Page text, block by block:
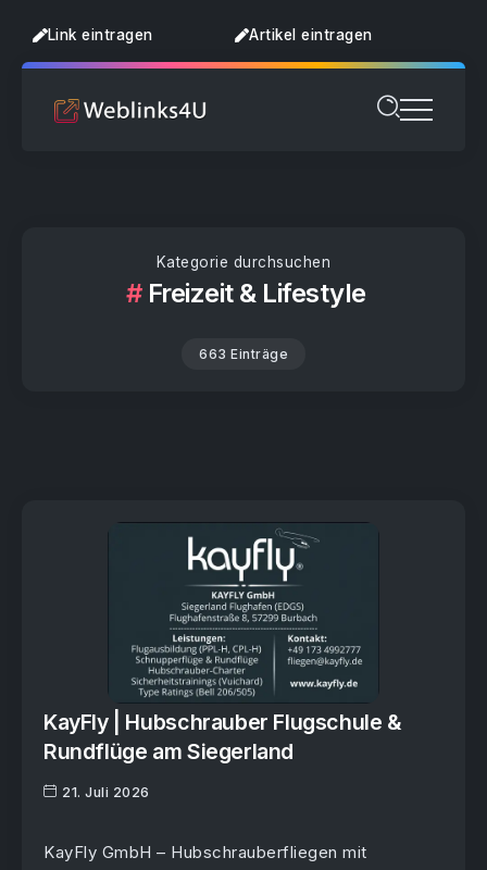
Link eintragen Artikel eintragen
Kategorie durchsuchen
Freizeit & Lifestyle
663 Einträge
KayFly | Hubschrauber Flugschule &
Rundflüge am Siegerland
21. Juli 2026
KayFly GmbH – Hubschrauberfliegen mit